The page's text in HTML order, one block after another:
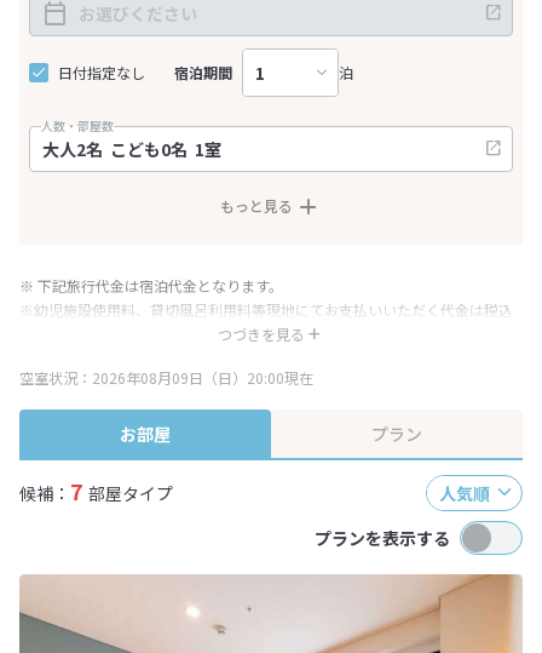
日付指定なし 宿泊期間 泊
人数・部屋数
もっと見る
つづきを見る
※ 下記旅行代金は宿泊代金となります。
※幼児施設使用料、貸切風呂利用料等現地にてお支払いいただく代金は税込
み表記となりますが、消費税増税に伴い代金が一部変更となる場合がござい
※表示されている旅行代金・プラン内容は一定時間ごとに更新されます。最
終確認画面でご確認ください。
空室状況：2026年08月09日（日）20:00現在
お部屋 プラン
候補： 7 部屋タイプ
人気順
プランを表示する